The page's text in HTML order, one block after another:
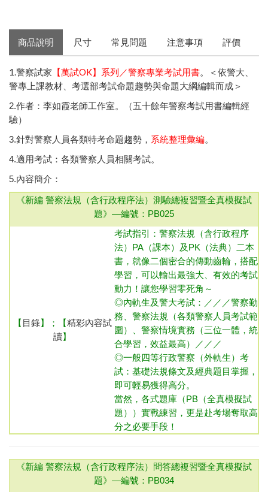
商品說明 尺寸 常見問題 注意事項 評價
1.警察試家 【萬試OK】系列／警察專業考試用書。＜依警大、
警專上課教材、考選部考試命題趨勢與命題大綱編輯而成＞
2.作者：李如霞老師工作室。（五十餘年警察考試用書編輯經
驗）
3.針對警察人員各類特考命題趨勢， 系統整理彙編。
4.適用考試：各類警察人員相關考試。
5.內容簡介：
《新編 警察法規（含行政程序法）測驗總複習暨全真模擬試
題》—編號：PB025
【 目錄】；【精彩內容試
讀】
考試指引： 警察法規（含行政程序
法）
PA（課本）及PK（法典）二本
書，就像二個密合的傳動齒輪，搭配
學習，可以輸出最強大、有效的考試
動力！讓您學習零死角～
◎內軌生及警大考試：／／／警察勤
務、警察法規（各類警察人員考試範
圍）、警察情境實務（三位一體，統
合學習，效益最高）／／／
◎一般四等行政警察（外軌生） 考
試：基礎法規條文及經典題目掌握，
即可輕易獲得高分。
當然，各式題庫（PB（全真模擬試
題））實戰練習，更是赴考場奪取高
分之必要手段！
《新編 警察法規（含行政程序法）問答總複習暨全真模擬試
題》—編號：PB034